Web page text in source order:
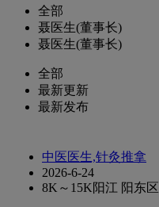
全部
聂医生(董事长)
聂医生(董事长)
全部
最新更新
最新发布
中医医生,针灸推拿
2026-6-24
8K～15K阳江 阳东区